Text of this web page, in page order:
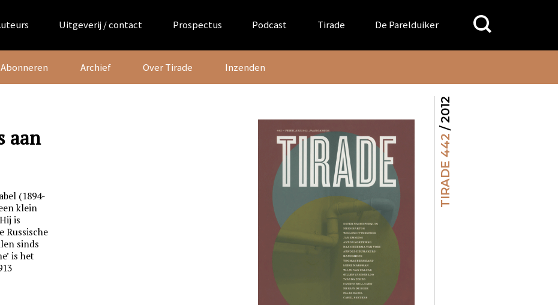
Uitgeverij / contact Prospectus Podcast Tirade De Parelduiker
Search
for:
Abonneren Archief Over Tirade Inzenden
TIRADE 442
/ 2012
aan
(1894-
klein
is
Russische
sinds
is het